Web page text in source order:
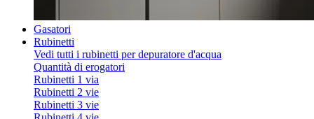
Gasatori
Rubinetti
Vedi tutti i rubinetti per depuratore d'acqua
Quantità di erogatori
Rubinetti 1 via
Rubinetti 2 vie
Rubinetti 3 vie